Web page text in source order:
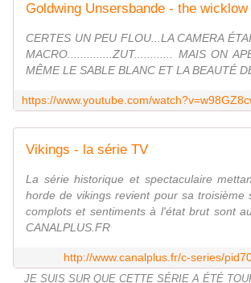
Goldwing Unsersbande - the
CERTES UN PEU FLOU...LA CAMERA
MACRO..............ZUT............ MAIS ON
MÊME LE SABLE BLANC ET LA BEAUTÉ
Vikings - la série TV
La série historique et spectaculaire
horde de vikings revient pour sa troisième
complots et sentiments à l'état brut sont
CANALPLUS.FR
http://www.canalplus.fr/c-series/
JE SUIS SUR QUE CETTE SÉRIE A ÉTÉ